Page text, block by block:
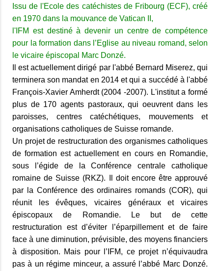
Issu de l'Ecole des catéchistes de Fribourg (ECF), créé
en 1970 dans la mouvance de Vatican II,
l'IFM est destiné à devenir un centre de compétence
pour la formation dans l’Eglise au niveau romand, selon
le vicaire épiscopal Marc Donzé.
Il est actuellement dirigé par l'abbé Bernard Miserez, qui
terminera son mandat en 2014 et qui a succédé à l'abbé
François-Xavier Amherdt (2004 -2007). L'institut a formé
plus de 170 agents pastoraux, qui oeuvrent dans les
paroisses, centres catéchétiques, mouvements et
organisations catholiques de Suisse romande.
Un projet de restructuration des organismes catholiques
de formation est actuellement en cours en Romandie,
sous l’égide de la Conférence centrale catholique
romaine de Suisse (RKZ). Il doit encore être approuvé
par la Conférence des ordinaires romands (COR), qui
réunit les évêques, vicaires généraux et vicaires
épiscopaux de Romandie. Le but de cette
restructuration est d’éviter l’éparpillement et de faire
face à une diminution, prévisible, des moyens financiers
à disposition. Mais pour l’IFM, ce projet n’équivaudra
pas à un régime minceur, a assuré l’abbé Marc Donzé.